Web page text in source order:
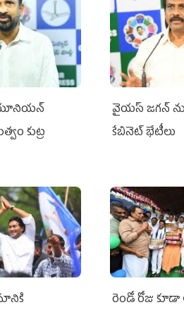
కుట్ర
వైయ‌స్ జగన్‌
కేబినెట్‌ భేటీలు
రెండో రోజు